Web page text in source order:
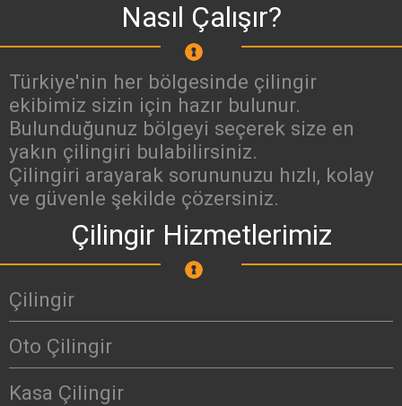
Nasıl Çalışır?
Türkiye'nin her bölgesinde çilingir
ekibimiz sizin için hazır bulunur.
Bulunduğunuz bölgeyi seçerek size en
yakın çilingiri bulabilirsiniz.
Çilingiri arayarak sorununuzu hızlı, kolay
ve güvenle şekilde çözersiniz.
Çilingir Hizmetlerimiz
Çilingir
Oto Çilingir
Kasa Çilingir